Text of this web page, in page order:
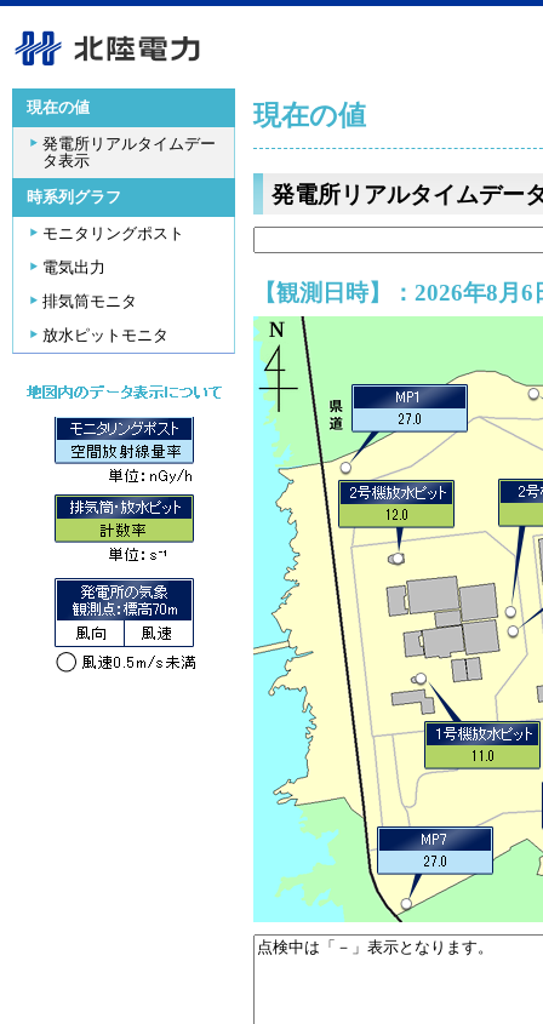
現在の値
発電所リアルタイムデー
タ表示
時系列グラフ
モニタリングポスト
電気出力
排気筒モニタ
放水ピットモニタ
現在の値
発電所リアルタイムデー
【観測日時】：2026年8月